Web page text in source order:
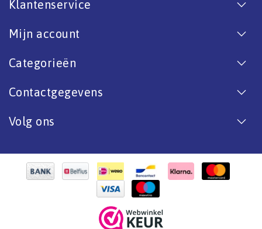
Klantenservice
Mijn account
Categorieën
Contactgegevens
Volg ons